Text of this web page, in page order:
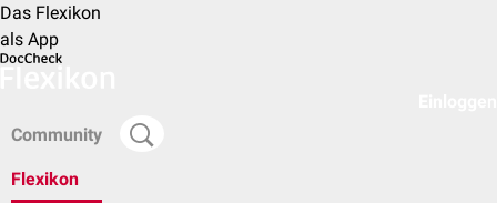
Das Flexikon
als App
Community
Flexikon